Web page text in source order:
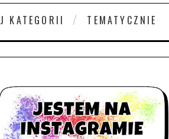
KATEGORII TEMATYCZNIE